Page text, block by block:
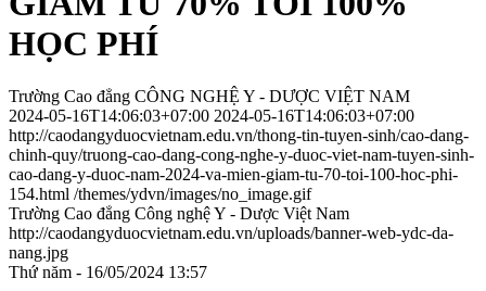
HỌC PHÍ
Trường Cao đẳng CÔNG NGHỆ Y - DƯỢC VIỆT NAM
2024-05-16T14:06:03+07:00 2024-05-16T14:06:03+07:00
http://caodangyduocvietnam.edu.vn/thong-tin-tuyen-sinh/cao-dang-
chinh-quy/truong-cao-dang-cong-nghe-y-duoc-viet-nam-tuyen-sinh-
cao-dang-y-duoc-nam-2024-va-mien-giam-tu-70-toi-100-hoc-phi-
154.html /themes/ydvn/images/no_image.gif
Trường Cao đẳng Công nghệ Y - Dược Việt Nam
http://caodangyduocvietnam.edu.vn/uploads/banner-web-ydc-da-
nang.jpg
Thứ năm - 16/05/2024 13:57